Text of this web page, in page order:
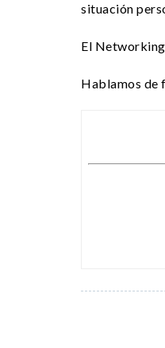
situación
El Networking
Hablamos de
13